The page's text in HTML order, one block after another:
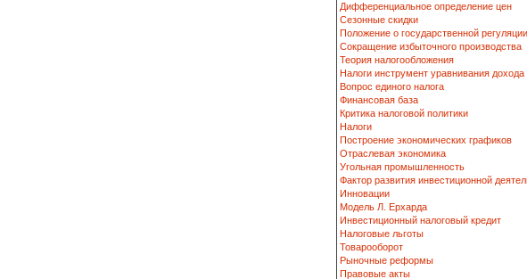
Дифференциальное определение цен
Сезонные скидки
Положение о государственной регуляции
Сокращение избыточного производства
Теория налогообложения
Налоги инструмент уравнивания дохода
Вопрос единого налога
Финансовая база
Критика налоговой политики
Налоги
Построение экономических графиков
Отраслевая экономика
Угольная промышленность
Фактор развития инвестиционной
Инновации
Модель Л. Ерхарда
Инвестиционный налоговый кредит
Налоговые льготы
Товарооборот
Рыночные реформы
Правовые акты